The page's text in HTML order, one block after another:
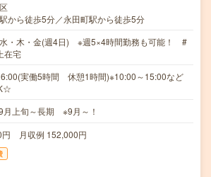
から徒歩5分／永田町駅から徒歩5分
水・木・金(週4日) ※週5×4時間勤務も可能！ #
在宅
実働5時間 休憩1時間)※10:00～15:00など
月上旬～長期 ※9月～！
円 月収例 152,000円